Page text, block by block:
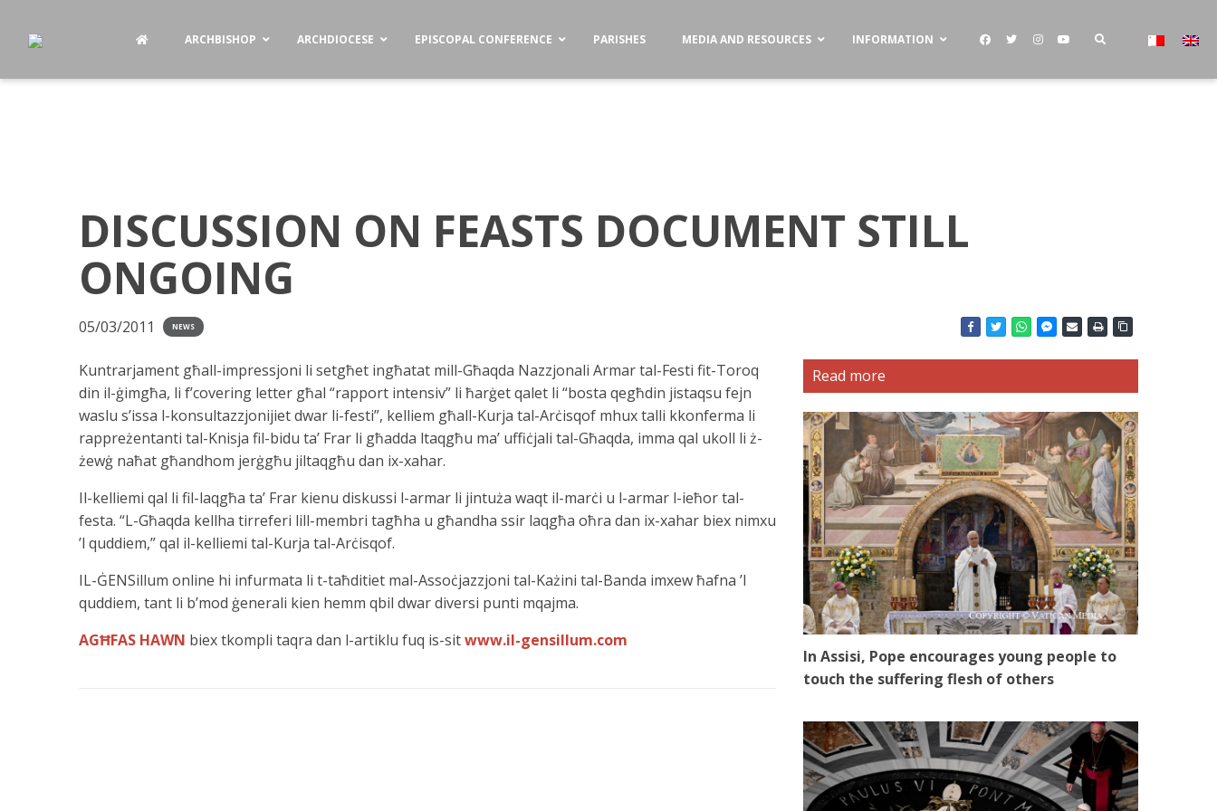
ARCHBISHOP ARCHDIOCESE EPISCOPAL CONFERENCE PARISHES MEDIA AND RESOURCES INFORMATION
DISCUSSION ON FEASTS DOCUMENT STILL
ONGOING
05/03/2011 NEWS
Kuntrarjament għall-impressjoni li setgħet ingħatat mill-Għaqda Nazzjonali Armar tal-Festi fit-Toroq
din il-ġimgħa, li f’covering letter għal “rapport intensiv” li ħarġet qalet li “bosta qegħdin jistaqsu fejn
waslu s’issa l-konsultazzjonijiet dwar li-festi”, kelliem għall-Kurja tal-Arċisqof mhux talli kkonferma li
rappreżentanti tal-Knisja fil-bidu ta’ Frar li għadda ltaqgħu ma’ uffiċjali tal-Għaqda, imma qal ukoll li ż-
żewġ naħat għandhom jerġgħu jiltaqgħu dan ix-xahar.
Il-kelliemi qal li fil-laqgħa ta’ Frar kienu diskussi l-armar li jintuża waqt il-marċi u l-armar l-ieħor tal-
festa. “L-Għaqda kellha tirreferi lill-membri tagħha u għandha ssir laqgħa oħra dan ix-xahar biex nimxu
’l quddiem,” qal il-kelliemi tal-Kurja tal-Arċisqof.
IL-ĠENSillum online hi infurmata li t-taħditiet mal-Assoċjazzjoni tal-Każini tal-Banda imxew ħafna ’l
quddiem, tant li b’mod ġenerali kien hemm qbil dwar diversi punti mqajma.
AGĦFAS HAWN biex tkompli taqra dan l-artiklu fuq is-sitwww.il-gensillum.com
Read more
In Assisi, Pope encourages young people to
touch the suffering flesh of others